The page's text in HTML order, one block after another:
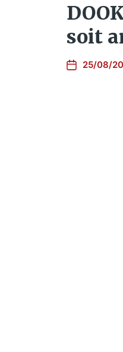
soit
25/08/